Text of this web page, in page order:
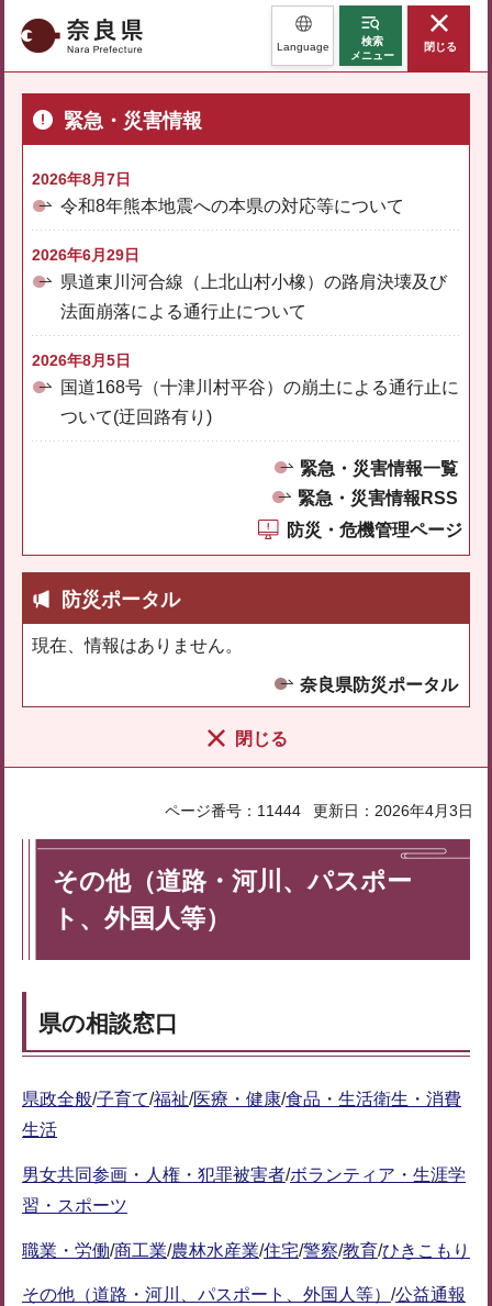
奈良県 Language
検索
メニュー
閉じる
緊急・災害情報
2026年8月7日
令和8年熊本地震への本県の対応等について
2026年6月29日
県道東川河合線（上北山村小橡）の路肩決壊及び
法面崩落による通行止について
2026年8月5日
国道168号（十津川村平谷）の崩土による通行止に
ついて(迂回路有り)
緊急・災害情報一覧
緊急・災害情報RSS
防災・危機管理ページ
防災ポータル
現在、情報はありません。
奈良県防災ポータル
閉じる
ページ番号：11444 更新日：2026年4月3日
その他（道路・河川、パスポー
ト、外国人等）
県の相談窓口
県政全般/子育て/福祉/医療・健康/食品・生活衛生・消費
生活
男女共同参画・人権・犯罪被害者/ボランティア・生涯学
習・スポーツ
職業・労働/商工業/農林水産業/住宅/警察/教育/ひきこもり
その他（道路・河川、パスポート、外国人等） /公益通報